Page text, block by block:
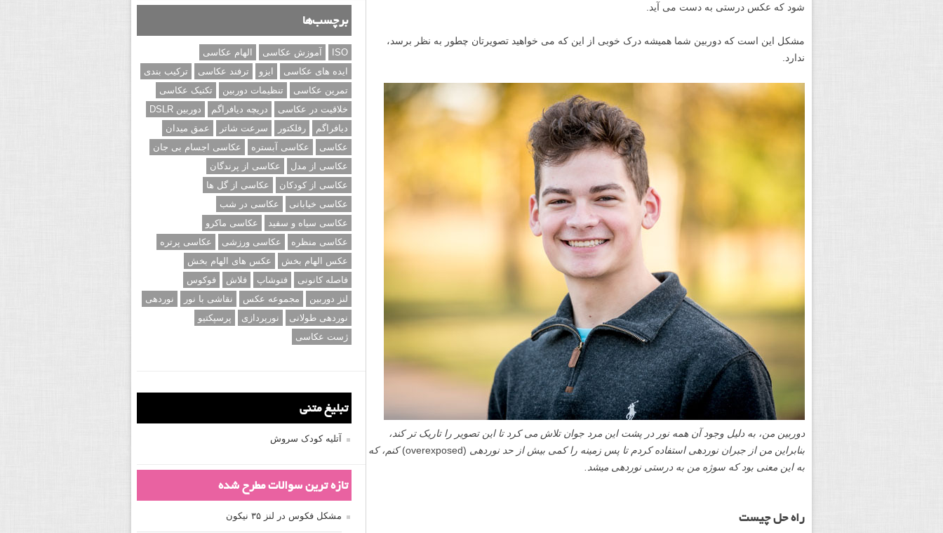
شود که عکس درستی به دست می آید.
مشکل این است که دوربین شما همیشه درک خوبی از این که می خواهید تصویرتان چطور به نظر برسد،
ندارد.
دوربین من، به دلیل وجود آن همه نور در پشت این مرد جوان تلاش می کرد تا این تصویر را تاریک تر کند،
بنابراین من از جبران نوردهی استفاده کردم تا پس زمینه را کمی بیش از حد نوردهی (overexposed)
کنم، که
به این معنی بود که سوژه من به درستی نوردهی میشد.
راه حل چیست
برچسب‌ها
ISO آموزش عکاسی
الهام عکاسی
ایده های عکاسی
ایزو ترفند عکاسی
ترکیب بندی
تمرین عکاسی
تنظیمات دوربین
تکنیک عکاسی
خلاقیت در عکاسی
دریچه دیافراگم
دوربین DSLR
دیافراگم
رفلکتور سرعت شاتر
عمق میدان
عکاسی
عکاسی آبستره
عکاسی اجسام بی جان
عکاسی از مدل
عکاسی از پرندگان
عکاسی از کودکان
عکاسی از گل ها
عکاسی خیابانی
عکاسی در شب
عکاسی سیاه و سفید
عکاسی ماکرو
عکاسی منظره
عکاسی ورزشی
عکاسی پرتره
عکس الهام بخش
عکس های الهام بخش
فاصله کانونی
فتوشاپ فلاش
فوکوس
لنز دوربین
مجموعه عکس نقاشی با نور
نوردهی
نوردهی طولانی
نورپردازی
پرسپکتیو
ژست عکاسی
تبلیغ متنی
آتلیه کودک سروش
تازه ترین سوالات مطرح شده
مشکل فکوس در لنز ۳۵ نیکون